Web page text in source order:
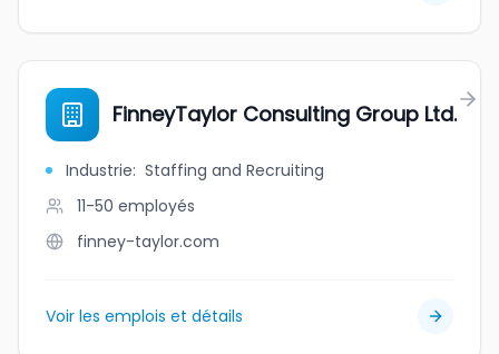
FinneyTaylor Consulting Group Ltd.
Industrie: Staffing and Recruiting
11-50 employés
finney-taylor.com
Voir les emplois et détails